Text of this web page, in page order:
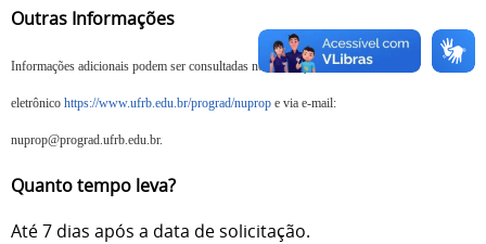
Outras Informações
Informações adicionais podem ser consultadas no endereço
eletrônico https://www.ufrb.edu.br/prograd/nuprop e via e-mail:
nuprop@prograd.ufrb.edu.br.
Quanto tempo leva?
Até 7 dias após a data de solicitação.